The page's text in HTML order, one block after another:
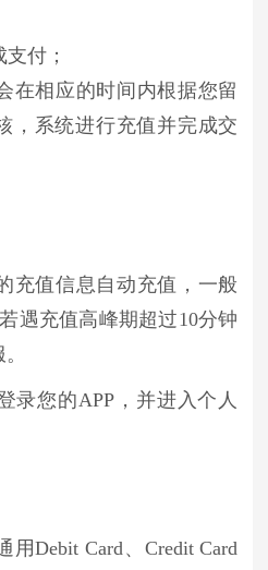
付；
在相应的时间内根据您留
，系统进行充值并完成交
充值信息自动充值，一般
遇充值高峰期超过10分钟
录您的APP，并进入个人
Debit Card、Credit Card